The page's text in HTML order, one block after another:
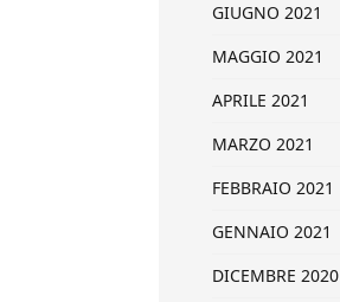
GIUGNO 2021
MAGGIO 2021
APRILE 2021
MARZO 2021
FEBBRAIO 2021
GENNAIO 2021
DICEMBRE 2020